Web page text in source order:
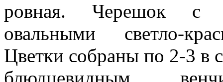
ровная. Черешок с
овальными светло-
Цветки собраны по 2-3 в